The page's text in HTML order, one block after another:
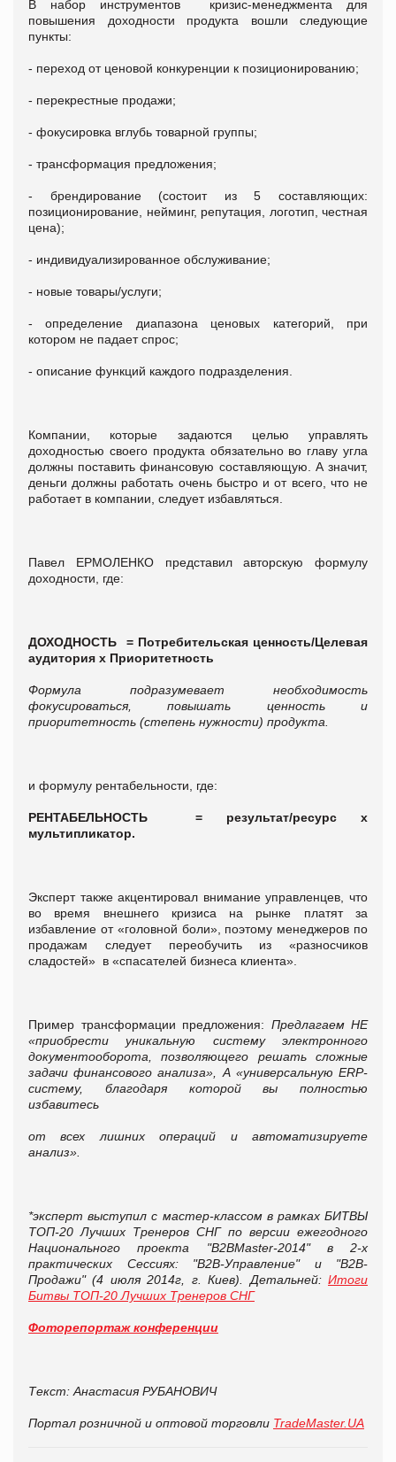
В набор инструментов кризис-менеджмента для
повышения доходности продукта вошли следующие
пункты:
- переход от ценовой конкуренции к позиционированию;
- перекрестные продажи;
- фокусировка вглубь товарной группы;
- трансформация предложения;
- брендирование (состоит из 5 составляющих:
позиционирование, нейминг, репутация, логотип, честная
цена);
- индивидуализированное обслуживание;
- новые товары/услуги;
- определение диапазона ценовых категорий, при
котором не падает спрос;
- описание функций каждого подразделения.
Компании, которые задаются целью управлять
доходностью своего продукта обязательно во главу угла
должны поставить финансовую составляющую. А значит,
деньги должны работать очень быстро и от всего, что не
работает в компании, следует избавляться.
Павел ЕРМОЛЕНКО представил авторскую формулу
доходности, где:
ДОХОДНОСТЬ = Потребительская ценность/Целевая
аудитория х Приоритетность
Формула подразумевает необходимость
фокусироваться, повышать ценность и
приоритетность (степень нужности) продукта.
и формулу рентабельности, где:
РЕНТАБЕЛЬНОСТЬ = результат/ресурс х
мультипликатор.
Эксперт также акцентировал внимание управленцев, что
во время внешнего кризиса на рынке платят за
избавление от «головной боли», поэтому менеджеров по
продажам следует переобучить из «разносчиков
сладостей» в «спасателей бизнеса клиента».
Пример трансформации предложения: Предлагаем НЕ
«приобрести уникальную систему электронного
документооборота, позволяющего решать сложные
задачи финансового анализа», А «универсальную ERP-
систему,
благодаря которой вы полностью
избавитесь
от всех лишних операций и автоматизируете
анализ».
*эксперт выступил с мастер-классом в рамках БИТВЫ
ТОП-20 Лучших Тренеров СНГ по версии ежегодного
Национального проекта "B2BMaster-2014" в 2-х
практических Сессиях: "В2В-Управление" и "В2В-
Продажи" (4 июля 2014г, г. Киев). Детальней: Итоги
Битвы ТОП-20 Лучших Тренеров СНГ
Фоторепортаж конференции
Текст: Анастасия РУБАНОВИЧ
Портал розничной и оптовой торговли TradeMaster.UA